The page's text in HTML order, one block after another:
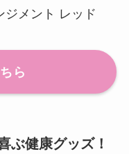
ジメント レッド
ら
ぶ健康グッズ！